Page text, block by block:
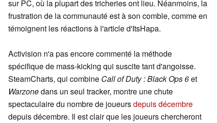
sur PC, où la plupart des tricheries ont lieu. Néanmoins, la
frustration de la communauté est à son comble, comme en
témoignent les réactions à l'article d'ItsHapa.
Activision n'a pas encore commenté la méthode
spécifique de mass-kicking qui suscite tant d'angoisse.
SteamCharts, qui combine Call of Duty : Black Ops 6et
Warzonedans un seul tracker, montre une chute
spectaculaire du nombre de joueursdepuis décembre
depuis décembre. Il est clair que les joueurs chercheront